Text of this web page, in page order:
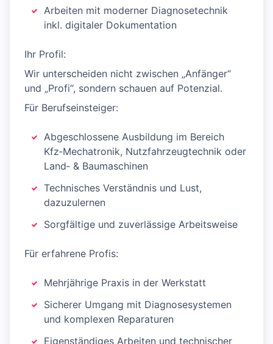
Arbeiten mit moderner Diagnosetechnik
inkl. digitaler Dokumentation
Ihr Profil:
Wir unterscheiden nicht zwischen „Anfänger“
und „Profi“, sondern schauen auf Potenzial.
Für Berufseinsteiger:
Abgeschlossene Ausbildung im Bereich
Kfz‑Mechatronik, Nutzfahrzeugtechnik oder
Land‑ & Baumaschinen
Technisches Verständnis und Lust,
dazuzulernen
Sorgfältige und zuverlässige Arbeitsweise
Für erfahrene Profis:
Mehrjährige Praxis in der Werkstatt
Sicherer Umgang mit Diagnosesystemen
und komplexen Reparaturen
Eigenständiges Arbeiten und technischer